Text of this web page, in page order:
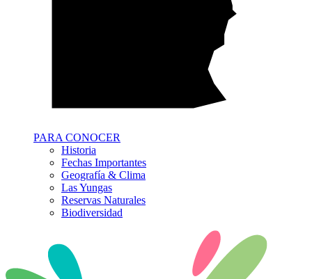
PARA CONOCER
Historia
Fechas Importantes
Geografía & Clima
Las Yungas
Reservas Naturales
Biodiversidad